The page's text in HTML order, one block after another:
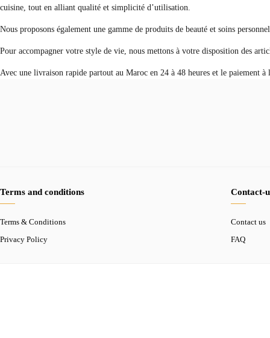
cuisine, tout en alliant qualité et simplicité d’utilisation.
Nous proposons également une gamme de produits de beauté et soins
Pour accompagner votre style de vie, nous mettons à votre disposition des
Avec une livraison rapide partout au Maroc en 24 à 48 heures et le paiement
Terms and conditions
Terms & Conditions
Privacy Policy
Contact-
Contact us
FAQ